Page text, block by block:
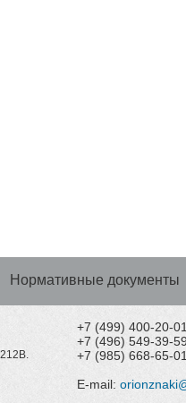
Нормативные документы
+7 (499) 400-20-
+7 (496) 549-39-59
+7 (985) 668-65-01
E-mail: